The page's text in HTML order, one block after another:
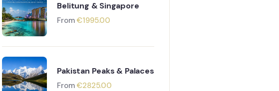
Belitung & Singapore
From€1995.00
Pakistan Peaks & Palaces
From€2825.00